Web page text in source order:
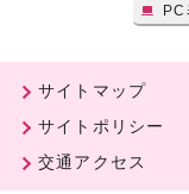
PC
サイトマップ
サイトポリシー
交通アクセス